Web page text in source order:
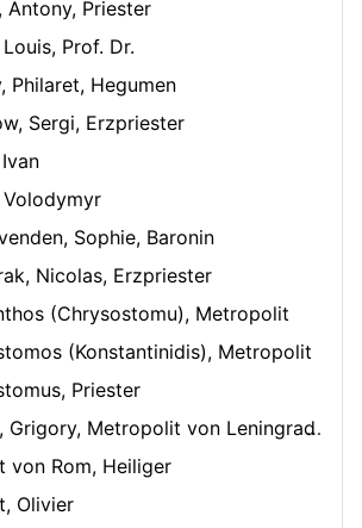
Antony, Priester
Prof. Dr.
Philaret, Hegumen
Sergi, Erzpriester
Volodymyr
Sophie, Baronin
Nicolas, Erzpriester
(Chrysostomu), Metropolit
(Konstantinidis), Metropolit
Priester
Metropolit von Leningrad und Novgorod
von Rom, Heiliger
Olivier